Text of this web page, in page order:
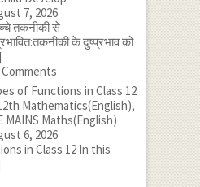
7, 2026
तकनीकी से
के दुष्प्रभाव को
of Functions in Class 12
Mathematics(English),
MAINS Maths(English)
6, 2026
in Class 12 In this